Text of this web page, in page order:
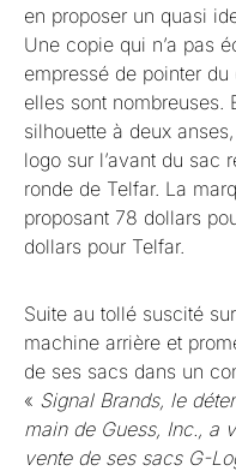
en proposer un quasi
Une copie qui n’a pas
empressé de pointer
elles sont nombreuses.
silhouette à deux
logo sur l’avant du sac
ronde de Telfar. La
proposant 78 dollars
dollars pour Telfar.
Suite au tollé suscité
machine arrière et
de ses sacs dans un
« Signal Brands, le
main de Guess, Inc., a
vente de ses sacs G-